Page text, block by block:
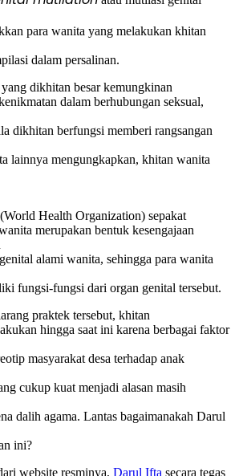
para wanita yang melakukan khitan
dalam persalinan.
dikhitan besar kemungkinan
dalam berhubungan seksual,
dikhitan berfungsi memberi rangsangan
lainnya mengungkapkan, khitan wanita
Health Organization) sepakat
merupakan bentuk kesengajaan
alami wanita, sehingga para wanita
fungsi-fungsi dari organ genital tersebut.
praktek tersebut, khitan
hingga saat ini karena berbagai faktor
masyarakat desa terhadap anak
cukup kuat menjadi alasan masih
dalih agama. Lantas bagaimanakah Darul
ini?
website resminya, Darul Ifta secara tegas